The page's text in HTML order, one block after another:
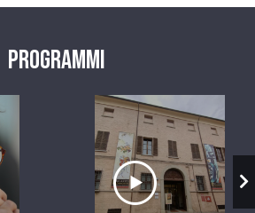
Programmi
il servizio Ascolta il